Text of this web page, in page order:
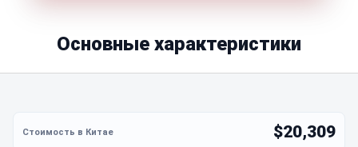
Основные характеристики
$20,309